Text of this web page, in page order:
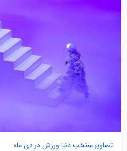
تصاویر منتخب دنیا ورزش در دی ماه